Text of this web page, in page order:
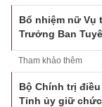
Bổ nhiệm nữ
Trưởng Ban
Tham khảo thêm
Bộ Chính trị
Tỉnh ủy giữ